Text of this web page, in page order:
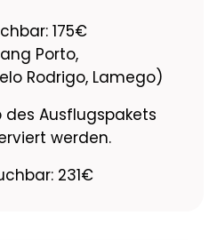
175€
Porto,
Rodrigo, Lamego)
Ausflugspakets
werden.
231€